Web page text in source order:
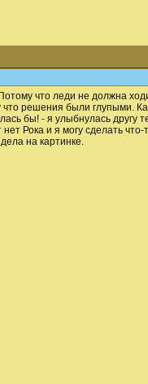
что леди не должна
решения были глупыми.
бы! - я улыбнулась другу
Рока и я могу сделать
на картинке.